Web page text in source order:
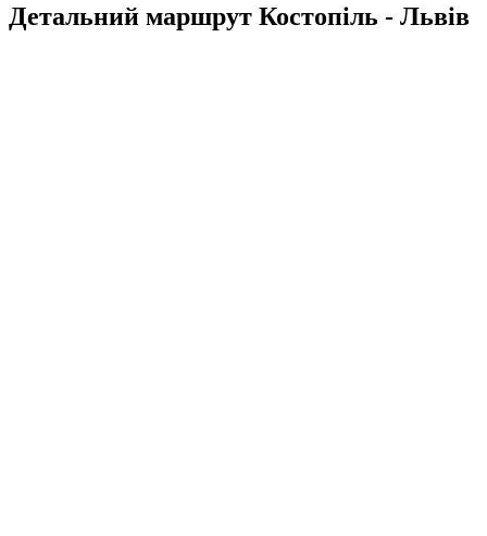
Детальний маршрут Костопіль - Львів